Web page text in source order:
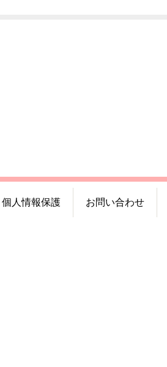
個人情報保護 お問い合わせ